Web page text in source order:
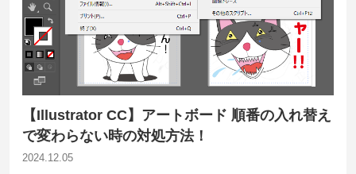
【Illustrator CC】アートボード 順番の入れ替え
で変わらない時の対処方法！
2024.12.05